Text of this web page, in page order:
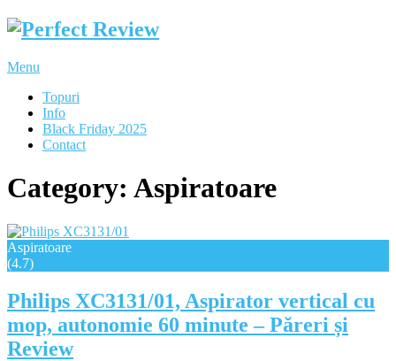
Menu
Topuri
Info
Black Friday 2025
Contact
Category: Aspiratoare
Aspiratoare
(4.7)
Philips XC3131/01, Aspirator vertical cu
mop, autonomie 60 minute – Păreri și
Review